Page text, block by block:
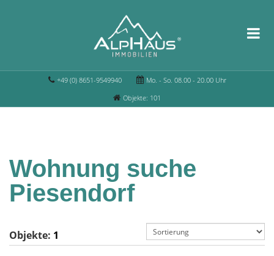
+49 (0) 8651-9549940
Mo. - So. 08.00 - 20.00 Uhr
Objekte: 101
Wohnung suche
Piesendorf
Objekte: 1